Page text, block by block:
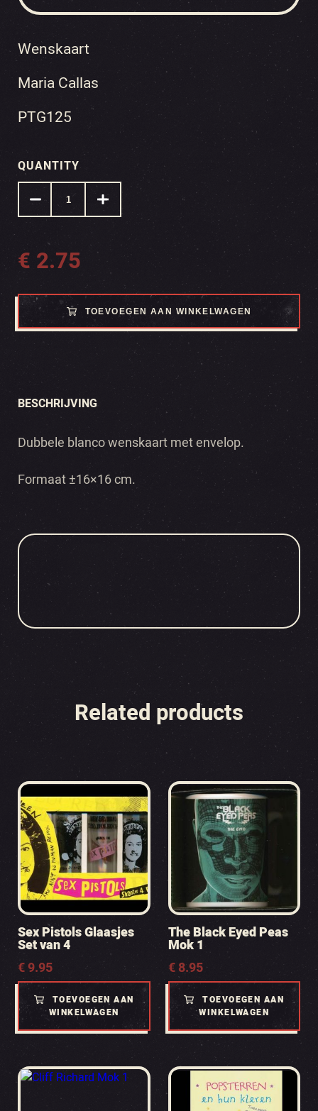
Wenskaart
Maria Callas
PTG125
QUANTITY
€ 2.75
TOEVOEGEN AAN WINKELWAGEN
BESCHRIJVING
Dubbele blanco wenskaart met envelop.
Formaat ±16×16 cm.
Related products
Sex Pistols Glaasjes
Set van 4
€9.95
TOEVOEGEN AAN
WINKELWAGEN
The Black Eyed Peas
Mok 1
€8.95
TOEVOEGEN AAN
WINKELWAGEN